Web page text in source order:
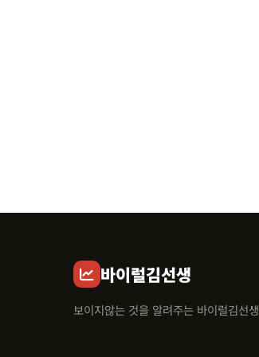
바이럴김선생
보이지않는 것을 알려주는 바이럴김선생